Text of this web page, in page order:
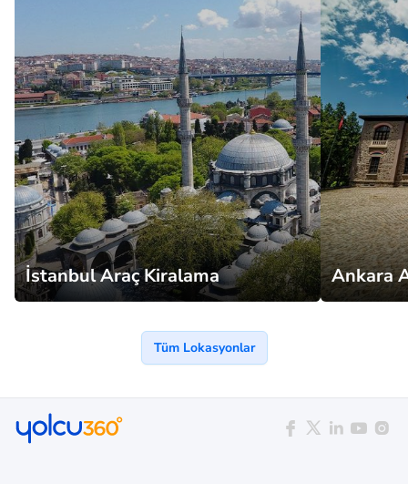
İstanbul Araç Kiralama Ankara
Tüm Lokasyonlar